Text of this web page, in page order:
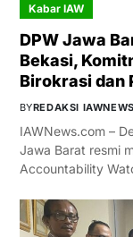
Kabar IAW
DPW Jawa
Bekasi,
Birokrasi dan
BYREDAKSI IAWNEWS
IAWNews.com –
Jawa Barat resmi
Accountability